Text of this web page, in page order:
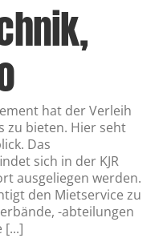
hat der Verleih
zu bieten. Hier seht
Das
sich in der KJR
ausgeliegen werden.
den Mietservice zu
-abteilungen
[...]